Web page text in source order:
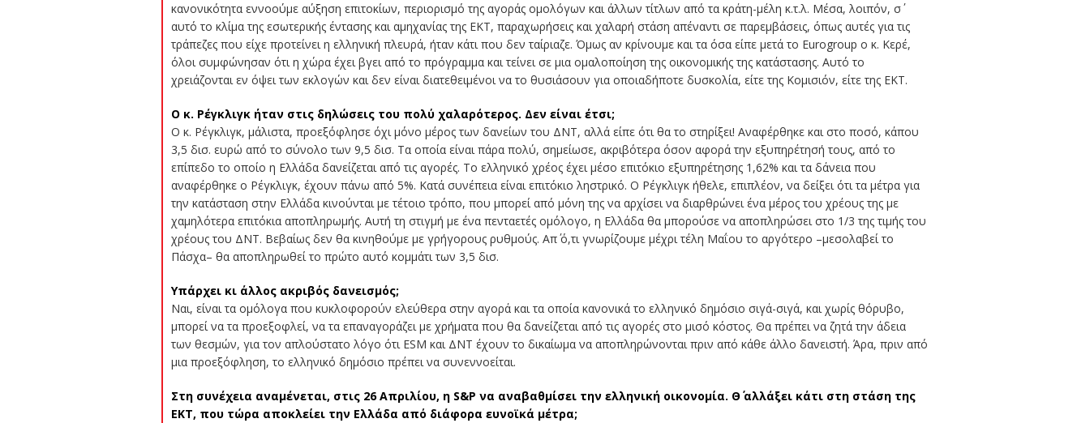
κανονικότητα εννοούμε αύξηση επιτοκίων, περιορισμό της αγοράς ομολόγων και άλλων τίτλων από τα κράτη-μέλη κ.τ.λ. Μέσα, λοιπόν, σ΄
αυτό το κλίμα της εσωτερικής έντασης και αμηχανίας της ΕΚΤ, παραχωρήσεις και χαλαρή στάση απέναντι σε παρεμβάσεις, όπως αυτές για τις
τράπεζες που είχε προτείνει η ελληνική πλευρά, ήταν κάτι που δεν ταίριαζε. Όμως αν κρίνουμε και τα όσα είπε μετά το Eurogroup ο κ. Κερέ,
όλοι συμφώνησαν ότι η χώρα έχει βγει από το πρόγραμμα και τείνει σε μια ομαλοποίηση της οικονομικής της κατάστασης. Αυτό το
χρειάζονται εν όψει των εκλογών και δεν είναι διατεθειμένοι να το θυσιάσουν για οποιαδήποτε δυσκολία, είτε της Κομισιόν, είτε της ΕΚΤ.
Ο κ. Ρέγκλιγκ ήταν στις δηλώσεις του πολύ χαλαρότερος. Δεν είναι έτσι;
Ο κ. Ρέγκλιγκ, μάλιστα, προεξόφλησε όχι μόνο μέρος των δανείων του ΔΝΤ, αλλά είπε ότι θα το στηρίξει! Αναφέρθηκε και στο ποσό, κάπου
3,5 δισ. ευρώ από το σύνολο των 9,5 δισ. Τα οποία είναι πάρα πολύ, σημείωσε, ακριβότερα όσον αφορά την εξυπηρέτησή τους, από το
επίπεδο το οποίο η Ελλάδα δανείζεται από τις αγορές. Το ελληνικό χρέος έχει μέσο επιτόκιο εξυπηρέτησης 1,62% και τα δάνεια που
αναφέρθηκε ο Ρέγκλιγκ, έχουν πάνω από 5%. Κατά συνέπεια είναι επιτόκιο ληστρικό. Ο Ρέγκλιγκ ήθελε, επιπλέον, να δείξει ότι τα μέτρα για
την κατάσταση στην Ελλάδα κινούνται με τέτοιο τρόπο, που μπορεί από μόνη της να αρχίσει να διαρθρώνει ένα μέρος του χρέους της με
χαμηλότερα επιτόκια αποπληρωμής. Αυτή τη στιγμή με ένα πενταετές ομόλογο, η Ελλάδα θα μπορούσε να αποπληρώσει στο 1/3 της τιμής του
χρέους του ΔΝΤ. Βεβαίως δεν θα κινηθούμε με γρήγορους ρυθμούς. Απ΄ ό,τι γνωρίζουμε μέχρι τέλη Μαΐου το αργότερο –μεσολαβεί το
Πάσχα– θα αποπληρωθεί το πρώτο αυτό κομμάτι των 3,5 δισ.
Υπάρχει κι άλλος ακριβός δανεισμός;
Ναι, είναι τα ομόλογα που κυκλοφορούν ελεύθερα στην αγορά και τα οποία κανονικά το ελληνικό δημόσιο σιγά-σιγά, και χωρίς θόρυβο,
μπορεί να τα προεξοφλεί, να τα επαναγοράζει με χρήματα που θα δανείζεται από τις αγορές στο μισό κόστος. Θα πρέπει να ζητά την άδεια
των θεσμών, για τον απλούστατο λόγο ότι ESM και ΔΝΤ έχουν το δικαίωμα να αποπληρώνονται πριν από κάθε άλλο δανειστή. Άρα, πριν από
μια προεξόφληση, το ελληνικό δημόσιο πρέπει να συνεννοείται.
Στη συνέχεια αναμένεται, στις 26 Απριλίου, η S&P να αναβαθμίσει την ελληνική οικονομία. Θ΄ αλλάξει κάτι στη στάση της
ΕΚΤ, που τώρα αποκλείει την Ελλάδα από διάφορα ευνοϊκά μέτρα;